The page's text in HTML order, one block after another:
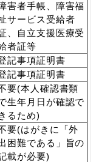
害者手帳、障害福
サービス受給者
、自立支援医療受
者証等
記事項証明書
記事項証明書
要(本人確認書類
生年月日が確認で
るため)
要(はがきに「外
困難である」旨の
載が必要)